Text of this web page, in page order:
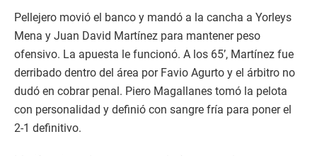
Pellejero movió el banco y mandó a la cancha a Yorleys
Mena y Juan David Martínez para mantener peso
ofensivo. La apuesta le funcionó. A los 65’, Martínez fue
derribado dentro del área por Favio Agurto y el árbitro no
dudó en cobrar penal. Piero Magallanes tomó la pelota
con personalidad y definió con sangre fría para poner el
2-1 definitivo.